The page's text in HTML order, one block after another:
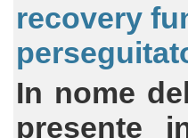
recovery
In nome
presente